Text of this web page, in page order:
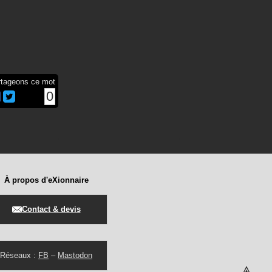
ce mot
0
À propos d'eXionnaire
Contact & devis
Réseaux : FB – Mastodon